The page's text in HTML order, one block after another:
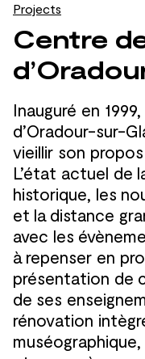
Projects
Centre
Inauguré en
d’Oradour-sur-
vieillir son
L’état actuel de
historique, les
et la distance
avec les
à repenser en
présentation de
de ses
rénovation